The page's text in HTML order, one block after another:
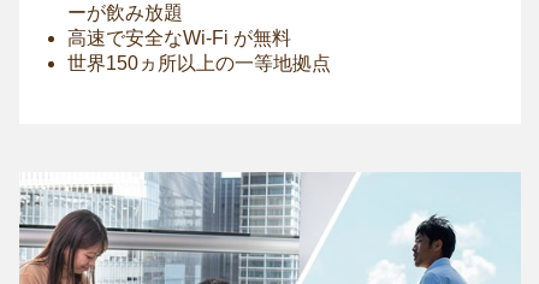
ーが飲み放題
高速で安全なWi-Fi が無料
世界150ヵ所以上の一等地拠点